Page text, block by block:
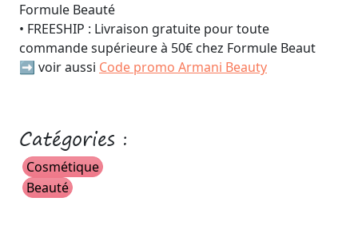
Formule Beauté
• FREESHIP : Livraison gratuite pour toute
commande supérieure à 50€ chez Formule Beaut
➡️ voir aussi Code promo Armani Beauty
Catégories :
Cosmétique
Beauté